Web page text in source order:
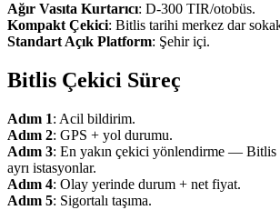
Ağır Vasıta Kurtarıcı: D-300 TIR/otobüs.
Kompakt Çekici: Bitlis tarihi merkez dar
Standart Açık Platform: Şehir içi.
Bitlis Çekici Süreç
Adım 1: Acil bildirim.
Adım 2: GPS + yol durumu.
Adım 3: En yakın çekici yönlendirme — Bitlis
ayrı istasyonlar.
Adım 4: Olay yerinde durum + net fiyat.
Adım 5: Sigortalı taşıma.